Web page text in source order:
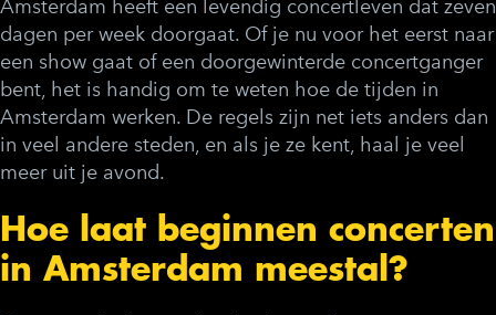
Amsterdam heeft een levendig concertleven dat zeven
dagen per week doorgaat. Of je nu voor het eerst naar
een show gaat of een doorgewinterde concertganger
bent, het is handig om te weten hoe de tijden in
Amsterdam werken. De regels zijn net iets anders dan
in veel andere steden, en als je ze kent, haal je veel
meer uit je avond.
Hoe laat beginnen concerten
in Amsterdam meestal?